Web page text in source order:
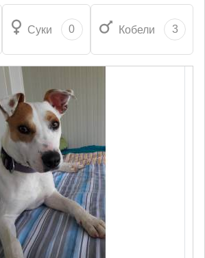
Суки 0 Кобели 3